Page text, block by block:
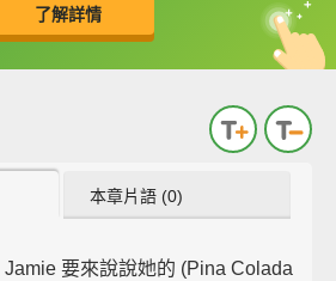
了解詳情
本章片語 (0)
Jamie 要來說說她的 (Pina Colada